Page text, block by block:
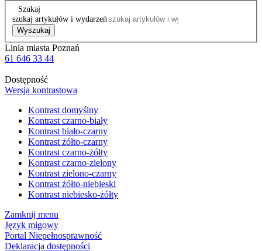
Szukaj
szukaj artykułów i wydarzeń
Wyszukaj
Linia miasta Poznań
61 646 33 44
Dostępność
Wersja kontrastowa
Kontrast domyślny
Kontrast czarno-biały
Kontrast biało-czarny
Kontrast żółto-czarny
Kontrast czarno-żółty
Kontrast czarno-zielony
Kontrast zielono-czarny
Kontrast żółto-niebieski
Kontrast niebiesko-żółty
Zamknij menu
Język migowy
Portal Niepełnosprawność
Deklaracja dostępności